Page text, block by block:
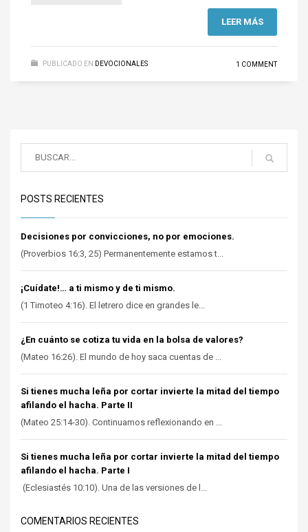
LEER MÁS
PUBLICADO EN DEVOCIONALES 1 COMMENT
POSTS RECIENTES
Decisiones por convicciones, no por emociones.
(Proverbios 16:3, 25) Permanentemente estamos t...
¡Cuídate!… a ti mismo y de ti mismo.
(1 Timoteo 4:16). El letrero dice en grandes le...
¿En cuánto se cotiza tu vida en la bolsa de valores?
(Mateo 16:26). El mundo de hoy saca cuentas de ...
Si tienes mucha leña por cortar invierte la mitad del tiempo
afilando el hacha. Parte II
(Mateo 25:14-30). Continuamos reflexionando en ...
Si tienes mucha leña por cortar invierte la mitad del tiempo
afilando el hacha. Parte I
(Eclesiastés 10:10). Una de las versiones de l...
COMENTARIOS RECIENTES